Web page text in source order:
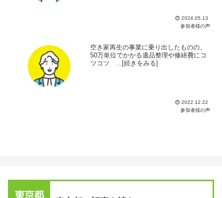
2024.05.13
参加者様の声
空き家再生の事業に乗り出したものの、
50万単位でかかる遺品整理や修繕費にコ
ツコツ ...[続きをみる]
2022.12.22
参加者様の声